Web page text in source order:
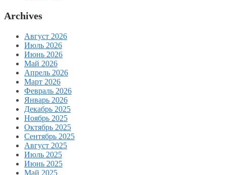
Archives
Август 2026
Июль 2026
Июнь 2026
Май 2026
Апрель 2026
Март 2026
Февраль 2026
Январь 2026
Декабрь 2025
Ноябрь 2025
Октябрь 2025
Сентябрь 2025
Август 2025
Июль 2025
Июнь 2025
Май 2025